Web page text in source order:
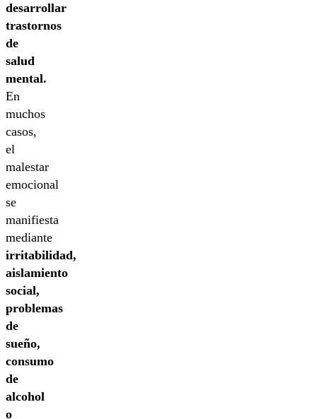
desarrollar
trastornos
de
salud
mental.
En
muchos
casos,
el
malestar
emocional
se
manifiesta
mediante
irritabilidad,
aislamiento
social,
problemas
de
sueño,
consumo
de
alcohol
o